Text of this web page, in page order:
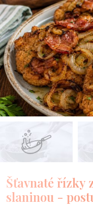
Šťavnaté řízky
slaninou -